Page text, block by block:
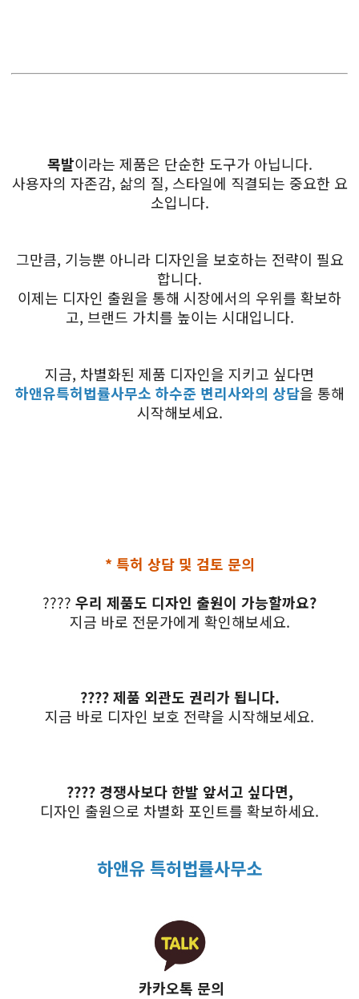
목발이라는 제품은 단순한 도구가 아닙니다.
사용자의 자존감, 삶의 질, 스타일에 직결되는 중요한 요
소입니다.
그만큼, 기능뿐 아니라 디자인을 보호하는 전략이 필요
합니다.
이제는 디자인 출원을 통해 시장에서의 우위를 확보하
고, 브랜드 가치를 높이는 시대입니다.
지금, 차별화된 제품 디자인을 지키고 싶다면
하앤유특허법률사무소 하수준 변리사와의 상담을 통해
시작해보세요.
* 특허 상담 및 검토 문의
???? 우리 제품도 디자인 출원이 가능할까요?
지금 바로 전문가에게 확인해보세요.
???? 제품 외관도 권리가 됩니다.
지금 바로 디자인 보호 전략을 시작해보세요.
???? 경쟁사보다 한발 앞서고 싶다면,
디자인 출원으로 차별화 포인트를 확보하세요.
하앤유 특허법률사무소
카카오톡 문의